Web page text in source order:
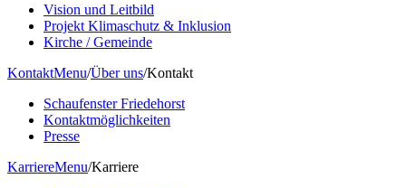
Vision und Leitbild
Projekt Klimaschutz & Inklusion
Kirche / Gemeinde
KontaktMenu/Über uns/Kontakt
Schaufenster Friedehorst
Kontaktmöglichkeiten
Presse
KarriereMenu/Karriere